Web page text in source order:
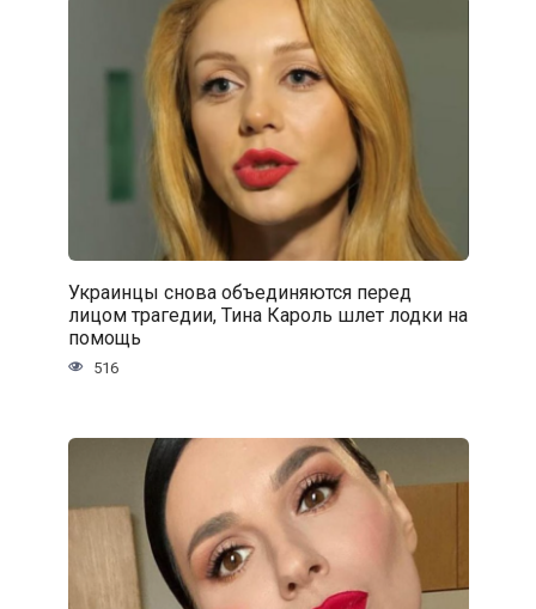
Украинцы снова объединяются перед
лицом трагедии, Тина Кароль шлет лодки на
помощь
516